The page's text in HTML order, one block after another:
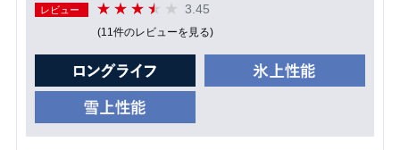
レビュー 3.45
(11件のレビューを見る)